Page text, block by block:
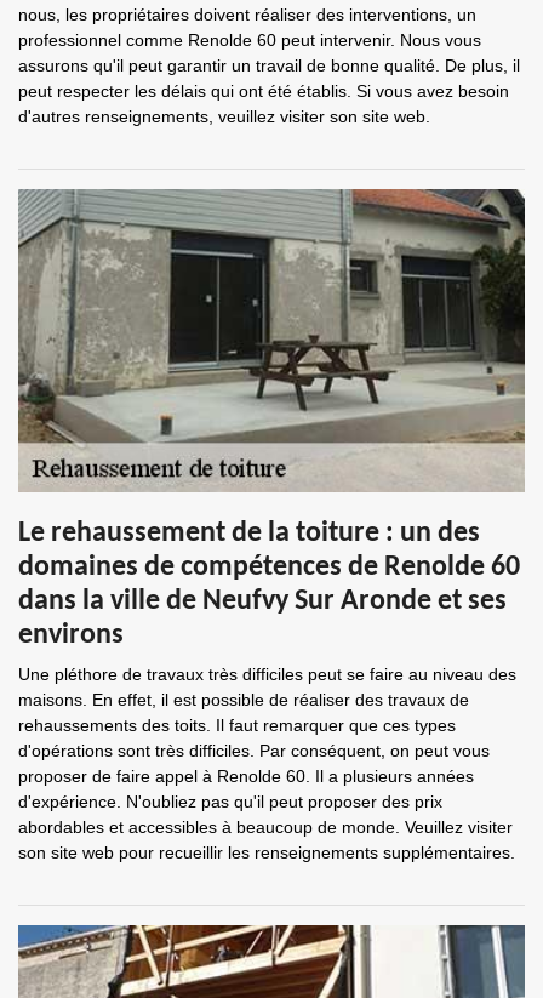
nous, les propriétaires doivent réaliser des interventions, un
professionnel comme Renolde 60 peut intervenir. Nous vous
assurons qu'il peut garantir un travail de bonne qualité. De plus, il
peut respecter les délais qui ont été établis. Si vous avez besoin
d'autres renseignements, veuillez visiter son site web.
Le rehaussement de la toiture : un des
domaines de compétences de Renolde 60
dans la ville de Neufvy Sur Aronde et ses
environs
Une pléthore de travaux très difficiles peut se faire au niveau des
maisons. En effet, il est possible de réaliser des travaux de
rehaussements des toits. Il faut remarquer que ces types
d'opérations sont très difficiles. Par conséquent, on peut vous
proposer de faire appel à Renolde 60. Il a plusieurs années
d'expérience. N'oubliez pas qu'il peut proposer des prix
abordables et accessibles à beaucoup de monde. Veuillez visiter
son site web pour recueillir les renseignements supplémentaires.